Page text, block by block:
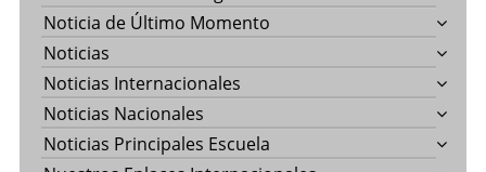
Noticia de Último Momento
Noticias
Noticias Internacionales
Noticias Nacionales
Noticias Principales Escuela